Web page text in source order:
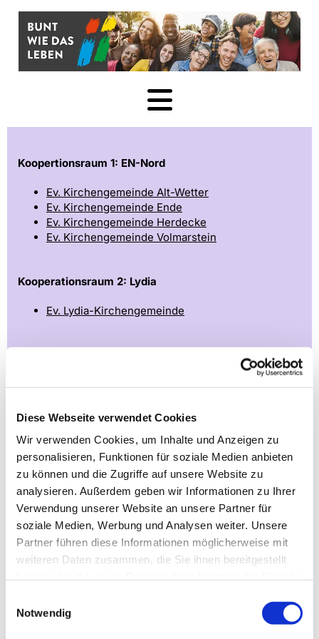
Diese Webseite verwendet Cookies
Wir verwenden Cookies, um Inhalte und Anzeigen zu
personalisieren, Funktionen für soziale Medien anbieten
zu können und die Zugriffe auf unsere Website zu
analysieren. Außerdem geben wir Informationen zu Ihrer
Verwendung unserer Website an unsere Partner für
soziale Medien, Werbung und Analysen weiter. Unsere
Partner führen diese Informationen möglicherweise mit
weiteren Daten zusammen, die Sie ihnen bereitgestellt
Notwendig
Zum Inhalt springen
Koopertionsraum 1: EN-Nord
Ev. Kirchengemeinde Alt-Wetter
Ev. Kirchengemeinde Ende
Ev. Kirchengemeinde Herdecke
Ev. Kirchengemeinde Volmarstein
Kooperationsraum 2: Lydia
Ev. Lydia-Kirchengemeinde
Ev.-Luth. Kirchengemeinde Haspe
Kooperationsraum 4: Mitte Süd
Ev. Auferstehungskirchengemeinde
Ev.-Luth. Christus-Kirchengemeinde
Ev.-Luth. Dreifaltigkeits-Gemeinde
Ev.-Luth. Emmaus-Kirchengemeinde
Ev. Jakobus-Kirchengemeinde Breckerfeld
Ev.-Luth. Matthäus-Kirchengemeinde